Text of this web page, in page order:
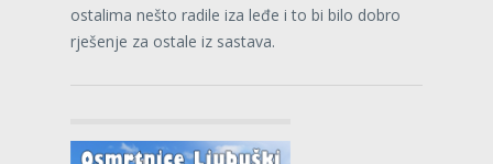
ostalima nešto radile iza leđe i to bi bilo dobro
rješenje za ostale iz sastava.